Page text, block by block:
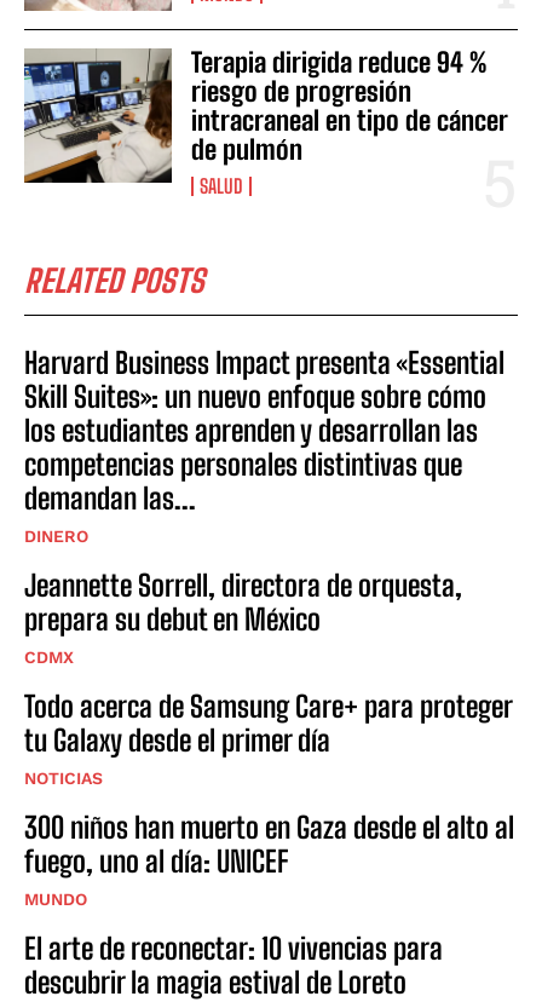
Terapia dirigida reduce 94 %
riesgo de progresión
intracraneal en tipo de cáncer
de pulmón
SALUD
RELATED POSTS
Harvard Business Impact presenta «Essential
Skill Suites»: un nuevo enfoque sobre cómo
los estudiantes aprenden y desarrollan las
competencias personales distintivas que
demandan las...
DINERO
Jeannette Sorrell, directora de orquesta,
prepara su debut en México
CDMX
Todo acerca de Samsung Care+ para proteger
tu Galaxy desde el primer día
NOTICIAS
300 niños han muerto en Gaza desde el alto al
fuego, uno al día: UNICEF
MUNDO
El arte de reconectar: 10 vivencias para
descubrir la magia estival de Loreto